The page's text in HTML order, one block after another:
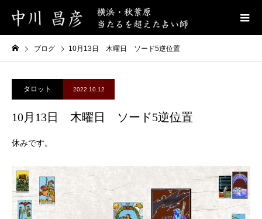
ブログ 10月13日 木曜日 ソード5逆位置
タロット 2022.10.12
10月13日 木曜日 ソード5逆位置
休みです。